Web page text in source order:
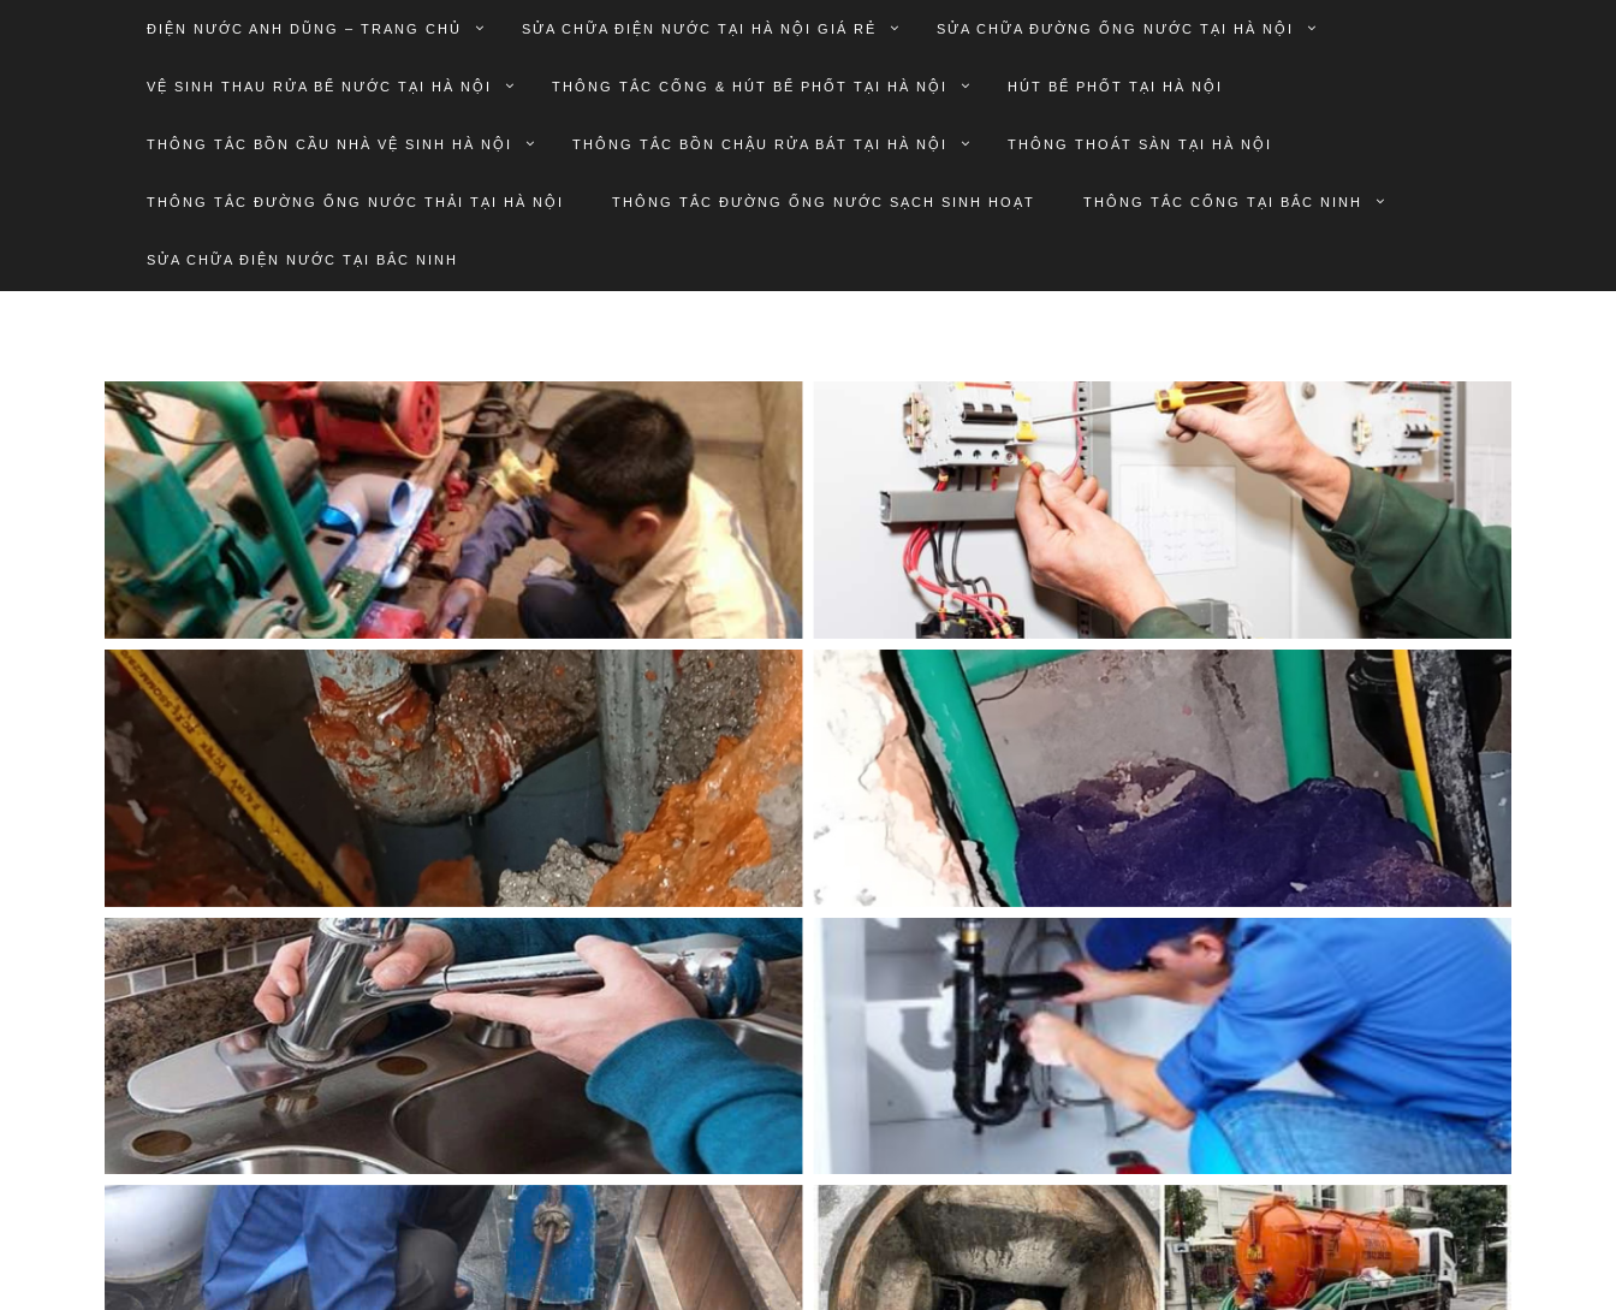
ĐIỆN NƯỚC ANH DŨNG – TRANG CHỦ SỬA CHỮA ĐIỆN NƯỚC TẠI HÀ NỘI GIÁ RẺ SỬA CHỮA ĐƯỜNG ỐNG NƯỚC TẠI HÀ NỘI
VỆ SINH THAU RỬA BỂ NƯỚC TẠI HÀ NỘI THÔNG TẮC CỐNG & HÚT BỂ PHỐT TẠI HÀ NỘI HÚT BỂ PHỐT TẠI HÀ NỘI
THÔNG TẮC BỒN CẦU NHÀ VỆ SINH HÀ NỘI THÔNG TẮC BỒN CHẬU RỬA BÁT TẠI HÀ NỘI THÔNG THOÁT SÀN TẠI HÀ NỘI
THÔNG TẮC ĐƯỜNG ỐNG NƯỚC THẢI TẠI HÀ NỘI THÔNG TẮC ĐƯỜNG ỐNG NƯỚC SẠCH SINH HOẠT THÔNG TẮC CỐNG TẠI BẮC NINH
SỬA CHỮA ĐIỆN NƯỚC TẠI BẮC NINH